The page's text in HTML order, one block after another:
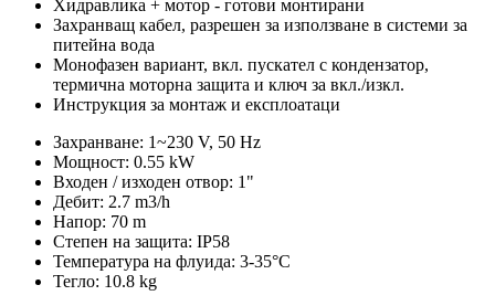
Хидравлика + мотор - готови монтирани
Захранващ кабел, разрешен за използване в системи за
питейна вода
Монофазен вариант, вкл. пускател с кондензатор,
термична моторна защита и ключ за вкл./изкл.
Инструкция за монтаж и експлоатаци
Захранване: 1~230 V, 50 Hz
Мощност: 0.55 kW
Входен / изходен отвор: 1"
Дебит: 2.7 m3/h
Напор: 70 m
Степен на защита: IP58
Температура на флуида: 3-35°C
Тегло: 10.8 kg